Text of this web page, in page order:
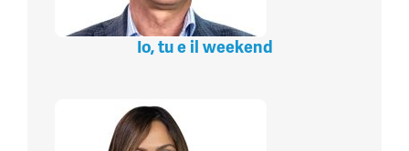
Io, tu e il weekend